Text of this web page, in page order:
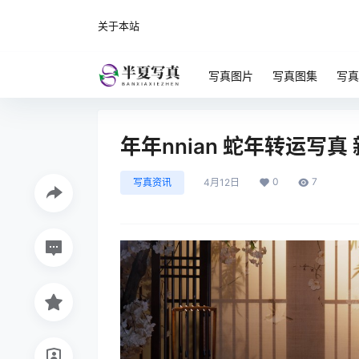
关于本站
写真图片 写真图集 写
年年nnian 蛇年转运写真
写真资讯 4月12日 0 7